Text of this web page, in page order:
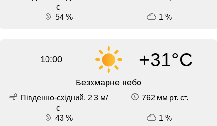
с
54 % 1 %
10:00 +31°C
Безхмарне небо
Південно-східний, 2.3 м/
с
762 мм рт. ст.
43 % 1 %